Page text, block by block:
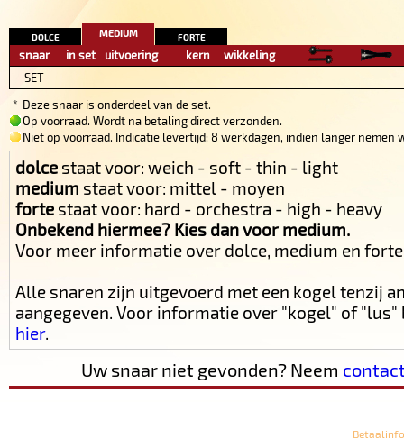
dolce medium forte
snaar in set uitvoering kern
wikkeling
SET
* Deze snaar is onderdeel van de set.
Op voorraad. Wordt na betaling direct verzonden.
Niet op voorraad. Indicatie levertijd: 8 werkdagen, indien langer nemen
dolce staat voor: weich - soft - thin - light
medium staat voor: mittel - moyen
forte staat voor: hard - orchestra - high - heavy
Onbekend hiermee? Kies dan voor medium.
Voor meer informatie over dolce, medium en
Alle snaren zijn uitgevoerd met een kogel tenzij
aangegeven. Voor informatie over "kogel" of
hier.
Uw snaar niet gevonden? Neem
Betaalinfo